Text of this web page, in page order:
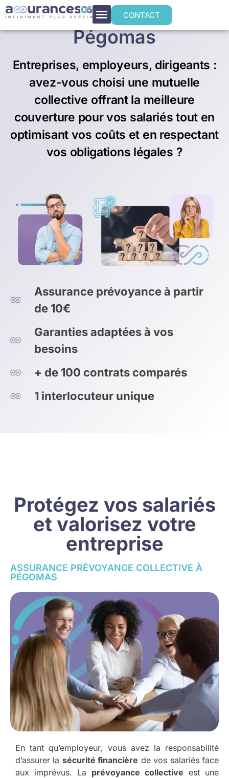
CONTACT
Prévoyance collective à
Pégomas
Entreprises, employeurs, dirigeants :
avez-vous choisi une mutuelle
collective offrant la meilleure
couverture pour vos salariés tout en
optimisant vos coûts et en respectant
vos obligations légales ?
Assurance prévoyance à partir
de 10€
Garanties adaptées à vos
besoins
+ de 100 contrats comparés
1 interlocuteur unique
Protégez vos salariés
et valorisez votre
entreprise
ASSURANCE PRÉVOYANCE COLLECTIVE À
PÉGOMAS
En tant qu’employeur, vous avez la responsabilité
d’assurer la sécurité financière de vos salariés face
aux imprévus. La prévoyance collective est une